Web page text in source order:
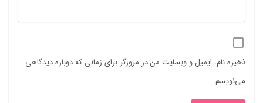
ذخیره نام، ایمیل و وبسایت من در مرورگر برای زمانی که دوباره دیدگاهی
می‌نویسم.